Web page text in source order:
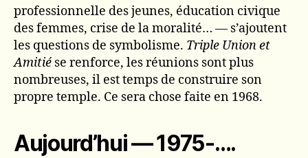
professionnelle des jeunes, éducation civique
des femmes, crise de la moralité… — s’ajoutent
les questions de symbolisme. Triple Union et
Amitié se renforce, les réunions sont plus
nombreuses, il est temps de construire son
propre temple. Ce sera chose faite en 1968.
Aujourd’hui — 1975-….